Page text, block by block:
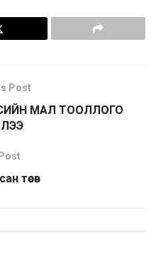
Post
МАЛ ТООЛЛОГО
төсөв